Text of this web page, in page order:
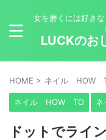
女を磨くには好き
LUCKのお
HOME > ネイル HOW
ネイル HOW TO ネ
ドットでライ